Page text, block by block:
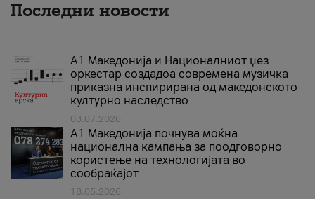
Последни новости
А1 Македонија и Националниот џез
оркестар создадоа современа музичка
приказна инспирирана од македонското
културно наследство
03.07.2026
A1 Македонија почнува моќна
национална кампања за поодговорно
користење на технологијата во
сообраќајот
18.05.2026